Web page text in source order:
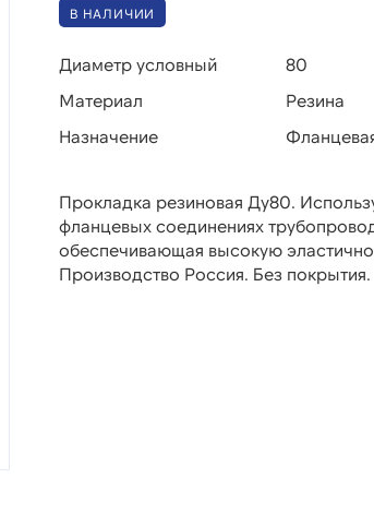
В НАЛИЧИИ
Диаметр условный
80
Материал
Резина
Назначение
Прокладка резиновая Ду80.
фланцевых соединениях
обеспечивающая высокую
Производство Россия. Без покрытия.